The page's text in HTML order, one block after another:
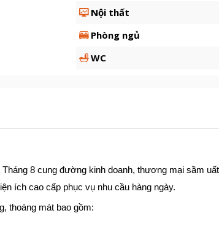
Nội thất
Phòng ngủ
WC
8 cung đường kinh doanh, thương mại sầm
ích cao cấp phục vụ nhu cầu hàng ngày.
thoáng mát bao gồm: